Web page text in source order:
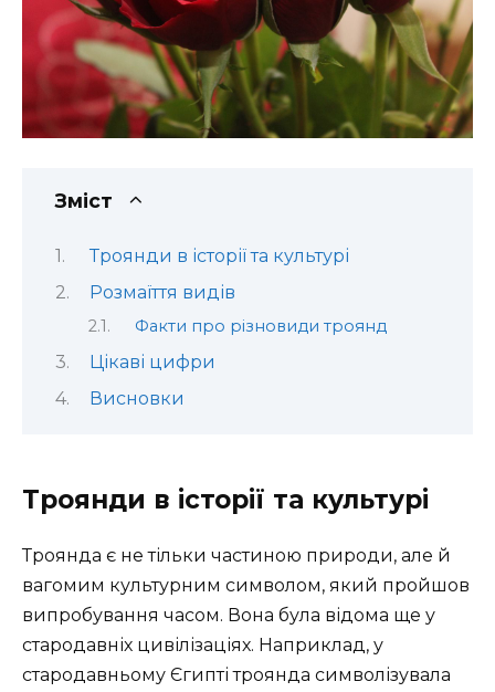
Зміст
Троянди в історії та культурі
Розмаїття видів
Факти про різновиди троянд
Цікаві цифри
Висновки
Троянди в історії та культурі
Троянда є не тільки частиною природи, але й
вагомим культурним символом, який пройшов
випробування часом. Вона була відома ще у
стародавніх цивілізаціях. Наприклад, у
стародавньому Єгипті троянда символізувала